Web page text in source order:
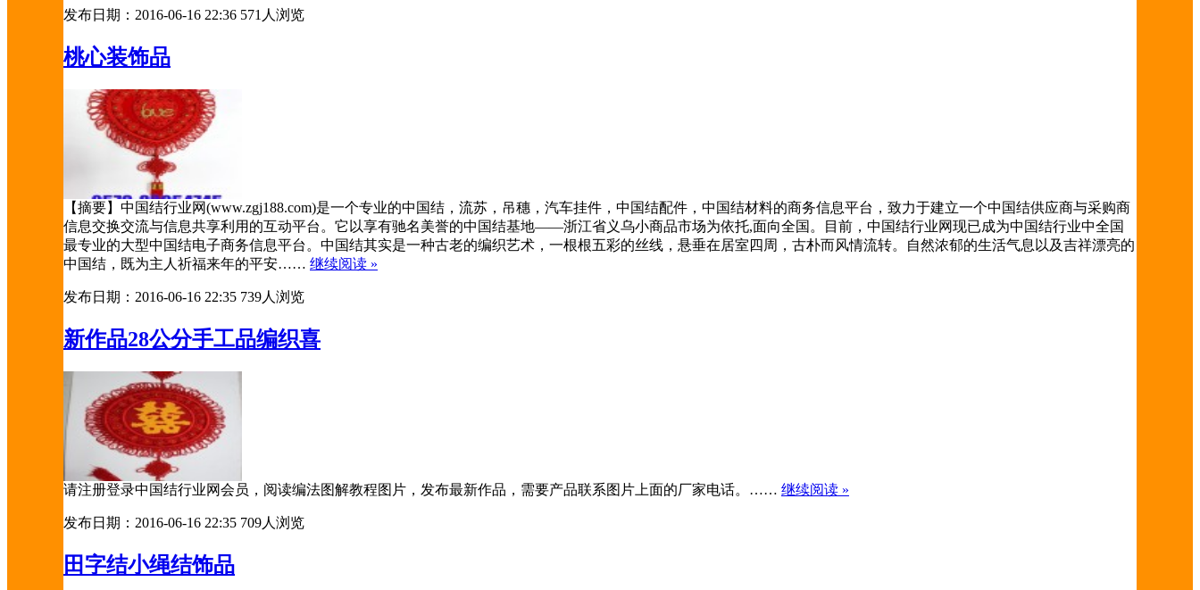
发布日期：2016-06-16 22:36 571人浏览
桃心装饰品
【摘要】中国结行业网(www.zgj188.com)是一个专业的中国结，流苏，吊穗，汽车挂件，中国结配件，中国结材料的商务信息平台，致力于建立一个中国结供应商与采购商
信息交换交流与信息共享利用的互动平台。它以享有驰名美誉的中国结基地――浙江省义乌小商品市场为依托,面向全国。目前，中国结行业网现已成为中国结行业中全国
最专业的大型中国结电子商务信息平台。中国结其实是一种古老的编织艺术，一根根五彩的丝线，悬垂在居室四周，古朴而风情流转。自然浓郁的生活气息以及吉祥漂亮的
中国结，既为主人祈福来年的平安…… 继续阅读 »
发布日期：2016-06-16 22:35 739人浏览
新作品28公分手工品编织喜
请注册登录中国结行业网会员，阅读编法图解教程图片，发布最新作品，需要产品联系图片上面的厂家电话。…… 继续阅读 »
发布日期：2016-06-16 22:35 709人浏览
田字结小绳结饰品